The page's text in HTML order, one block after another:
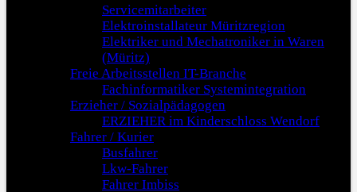
Servicemitarbeiter
Elektroinstallateur Müritzregion
Elektriker und Mechatroniker in Waren
(Müritz)
Freie Arbeitsstellen IT-Branche
Fachinformatiker Systemintegration
Erzieher / Sozialpädagogen
ERZIEHER im Kinderschloss Wendorf
Fahrer / Kurier
Busfahrer
Lkw-Fahrer
Fahrer Imbiss